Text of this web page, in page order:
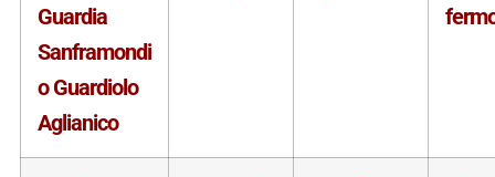
Guardia
Sanframondi
o Guardiolo
Aglianico